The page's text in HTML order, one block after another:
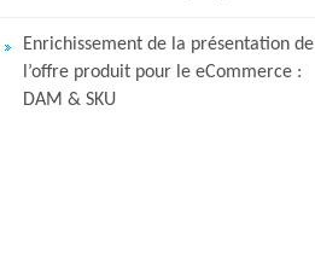
Enrichissement de la présentation de
l’offre produit pour le eCommerce :
DAM & SKU